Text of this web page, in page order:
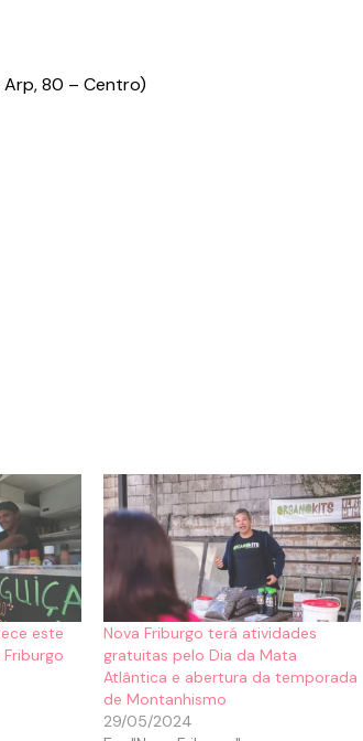
80 – Centro)
este
Nova Friburgo terá atividades
gratuitas pelo Dia da Mata
Atlântica e abertura da temporada
de Montanhismo
29/05/2024